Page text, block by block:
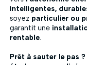
intelligentes,
soyez particulier ou
garantit une
rentable.
Prêt à sauter le pas ?